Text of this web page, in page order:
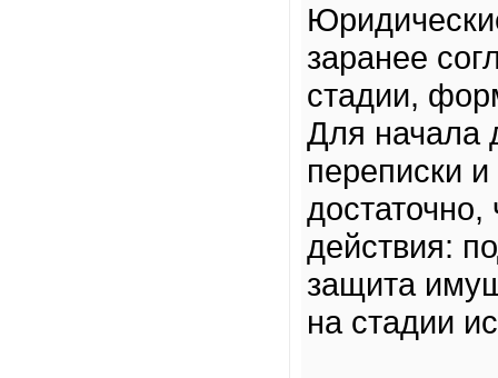
заранее
стадии,
Для начала
переписки
действия:
защита
на стадии